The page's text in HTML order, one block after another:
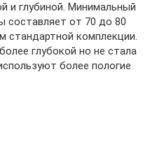
и глубиной. Минимальный
составляет от 70 до 80
комплекции.
глубокой но не стала
более пологие